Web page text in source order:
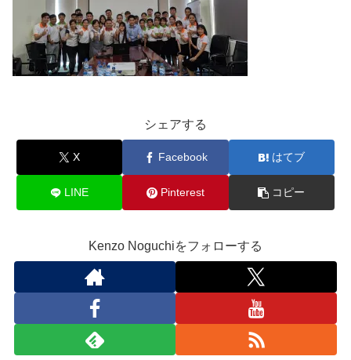
シェアする
X Facebook はてブ
LINE Pinterest コピー
Kenzo Noguchiをフォローする